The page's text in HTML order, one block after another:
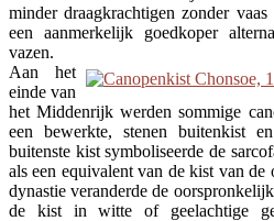
minder draagkrachtigen zonder
een aanmerkelijk goedkoper
vazen.
Aan het
einde van
het Middenrijk werden sommige
een bewerkte, stenen buitenkist
buitenste kist symboliseerde de
als een equivalent van de kist van de
dynastie veranderde de
de kist in witte of geelachtige